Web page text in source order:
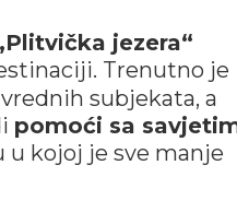
jezera“
Trenutno je
subjekata, a
pomoći sa
u kojoj je sve manje